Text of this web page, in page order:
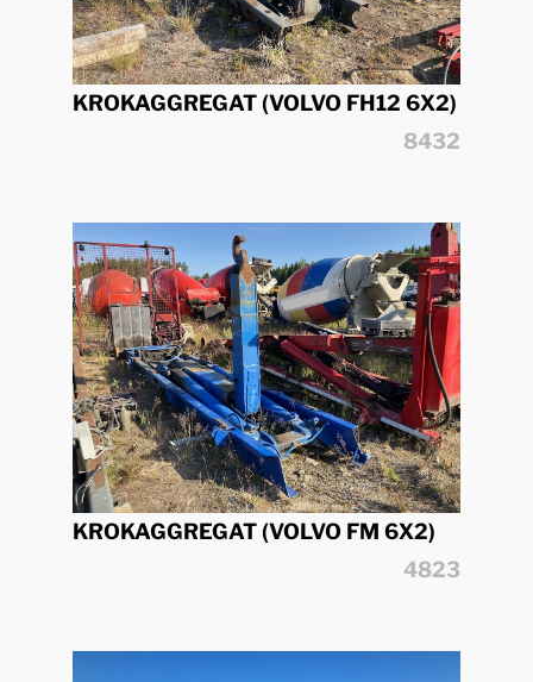
KROKAGGREGAT (VOLVO FH12 6X2)
8432
KROKAGGREGAT (VOLVO FM 6X2)
4823